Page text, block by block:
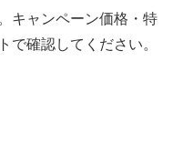
キャンペーン価格・特
で確認してください。